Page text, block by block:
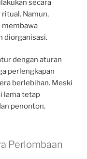
secara
Namun,
diorganisasi.
dengan aturan
perlengkapan
berlebihan. Meski
lama tetap
penonton.
Perlombaan